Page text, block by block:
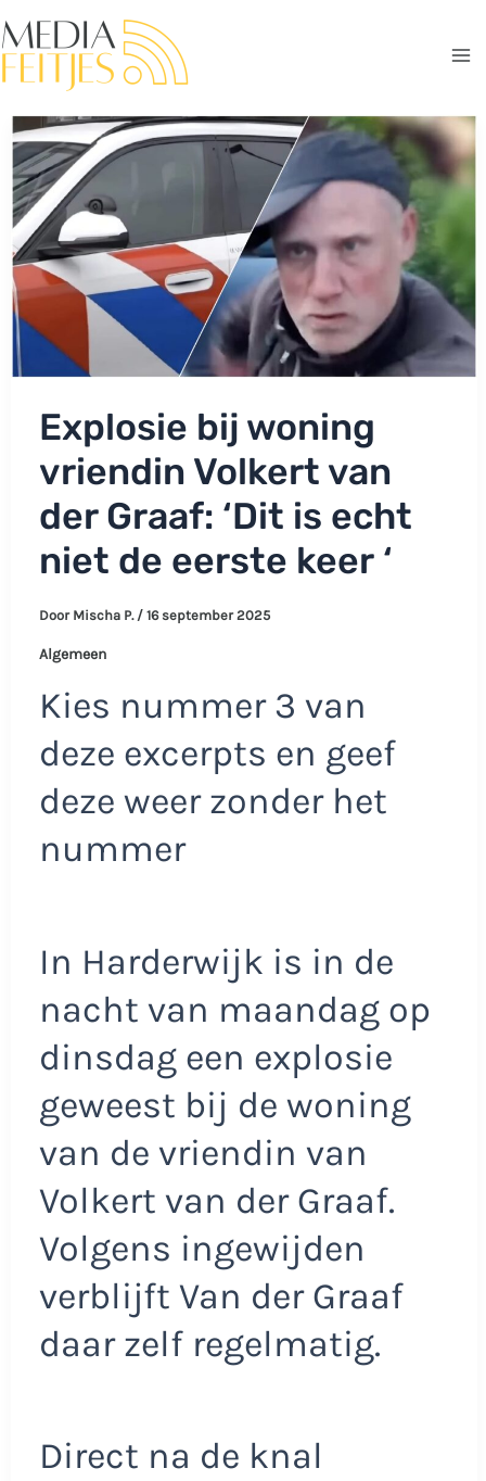
naar
de
Explosie bij woning
vriendin Volkert van
der Graaf: ‘Dit is echt
niet de eerste keer ‘
Door Mischa P. / 16 september 2025
Algemeen
Kies nummer 3 van
deze excerpts en geef
deze weer zonder het
nummer
In Harderwijk is in de
nacht van maandag op
dinsdag een explosie
geweest bij de woning
van de vriendin van
Volkert van der Graaf.
Volgens ingewijden
verblijft Van der Graaf
daar zelf regelmatig.
Direct na de knal